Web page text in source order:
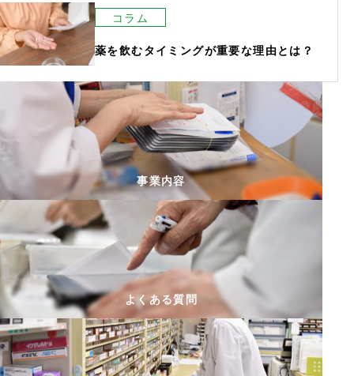
コラム
薬を飲むタイミングが重要な理由とは？
事業内容
よくある質問